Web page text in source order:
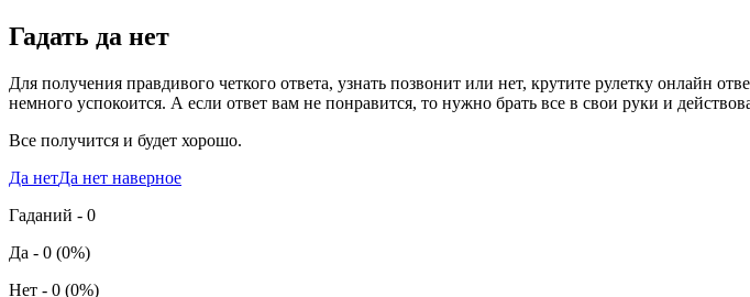
Гадать да нет
Для получения правдивого четкого ответа, узнать позвонит или нет, крутите рулетку
немного успокоится. А если ответ вам не понравится, то нужно брать все в свои руки и
Все получится и будет хорошо.
Да нетДа нет наверное
Гаданий - 0
Да - 0 (0%)
Нет - 0 (0%)